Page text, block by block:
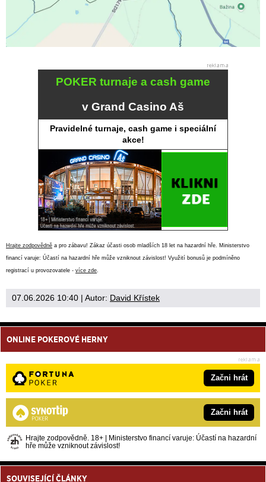
POKER turnaje a cash game
v Grand Casino Aš
Pravidelné turnaje, cash game i speciální
akce!
Hrajte zodpovědně a pro zábavu! Zákaz účasti osob mladších 18 let na hazardní hře. Ministerstvo
financí varuje: Účastí na hazardní hře může vzniknout závislost! Využití bonusů je podmíněno
registrací u provozovatele - více zde.
07.06.2026 10:40 | Autor: David Křístek
ONLINE POKEROVÉ HERNY
Začni hrát
Začni hrát
Hrajte zodpovědně. 18+ | Ministerstvo financí varuje: Účastí na hazardní
hře může vzniknout závislost!
SOUVISEJÍCÍ ČLÁNKY